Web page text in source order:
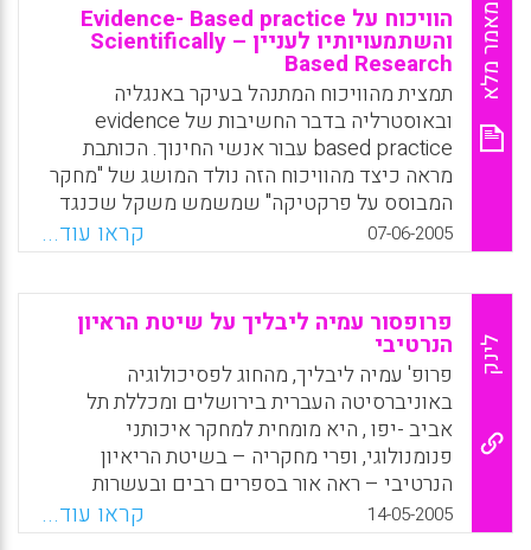
מאמר מלא הוויכוח על Evidence- Based practice
והשתמעויותיו לעניין Scientifically –
Based Research
תמצית מהוויכוח המתנהל בעיקר באנגליה
ובאוסטרליה בדבר החשיבות של evidence
based practice עבור אנשי החינוך. הכותבת
מראה כיצד מהוויכוח הזה נולד המושג של "מחקר
המבוסס על פרקטיקה" שמשמש משקל שכנגד
למושג "מחקר מבוסס מדעית". מחקר המבוסס על
פרקטיקה, טוענים אלה המצדדים במחקר פעולה ,
מציע למורים דרך לבנות באופן שיטתי ושיתופי
(עם אנשי אקדמיה) מערך של ראיות מתוך
עבודתם על תקפותם או על אי תקפותם של
ממצאים מחקריים לגבי ההקשרים האותנטיים
שהם עובדים בהם, תוך מתן קול לאינטואיציות
ולהתנסויות האישיות העשירות שלהם (מיכל
צלרמאיר)
WhatsApp
Facebook
Email
X
07-06-2005 קראו עוד...
לינק
פרופסור עמיה ליבליך על שיטת הראיון
הנרטיבי
פרופ' עמיה ליבליך, מהחוג לפסיכולוגיה
באוניברסיטה העברית בירושלים ומכללת תל
אביב -יפו , היא מומחית למחקר איכותני
פנומנולוגי, ופרי מחקריה – בשיטת הריאיון
הנרטיבי – ראה אור בספרים רבים ובעשרות
מאמרים. היא ניאותה לתת הרצאה על עבודתה
באמצעות מערכת "אופק" של האוניברסיטה
14-05-2005 קראו עוד...